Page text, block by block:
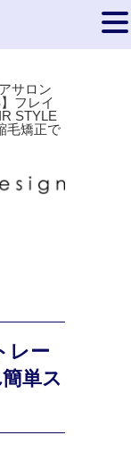
サロン
フレイ
STYLE
毛矯正で
レー
単ス